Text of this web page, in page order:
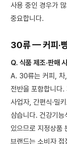
사용 중인 경우가
중요합니다.
30류 — 커피·빵
Q. 식품 제조·판매
A. 30류는 커피, 차
전반을 포함합니다
사업자, 간편식·밀
삼습니다. 건강기
있으므로 지정상품
브랜드는 소비자